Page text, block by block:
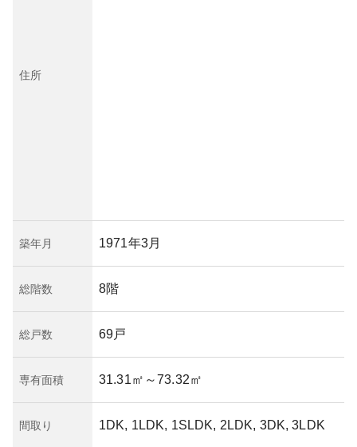
住所
築年月 1971年3月
総階数 8階
総戸数 69戸
専有面積 31.31㎡ ～73.32㎡
間取り 1DK, 1LDK, 1SLDK, 2LDK, 3DK, 3LDK